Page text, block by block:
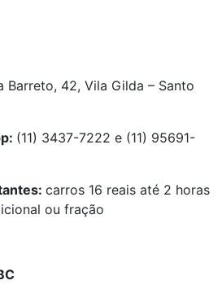
Barreto, 42, Vila Gilda – Santo
(11) 3437-7222 e (11) 95691-
carros 16 reais até 2 horas
ou fração